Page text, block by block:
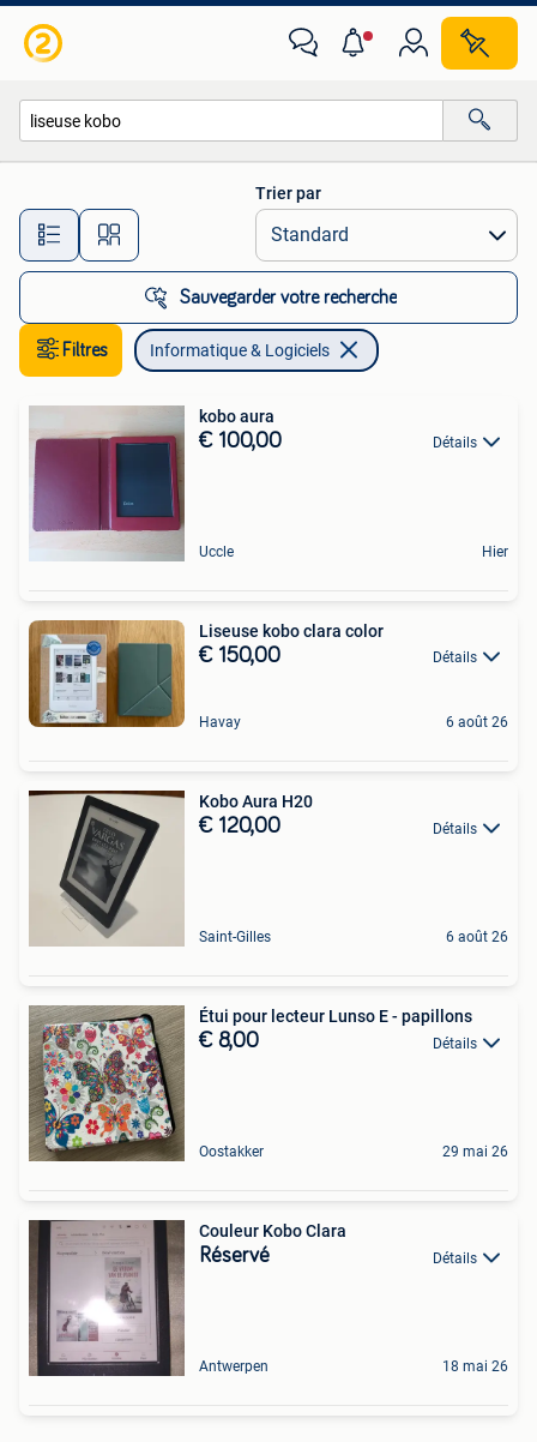
Toutes les distances…
Trier par
Sauvegarder votre recherche
Filtres Informatique & Logiciels
kobo aura
€ 100,00 Détails
Uccle Hier
Liseuse kobo clara color
€ 150,00 Détails
Havay 6 août 26
Kobo Aura H20
€ 120,00 Détails
Saint-Gilles 6 août 26
Étui pour lecteur Lunso E - papillons
€ 8,00 Détails
Oostakker 29 mai 26
Couleur Kobo Clara
Réservé Détails
Antwerpen 18 mai 26